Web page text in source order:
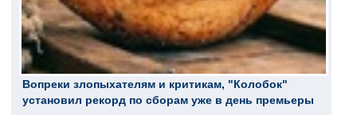
Вопреки злопыхателям и критикам, "Колобок"
установил рекорд по сборам уже в день премьеры